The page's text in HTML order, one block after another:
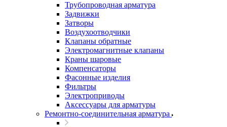
Трубопроводная арматура
Задвижки
Затворы
Воздухоотводчики
Клапаны обратные
Электромагнитные клапаны
Краны шаровые
Компенсаторы
Фасонные изделия
Фильтры
Электроприводы
Аксессуары для арматуры
Ремонтно-соединительная арматура